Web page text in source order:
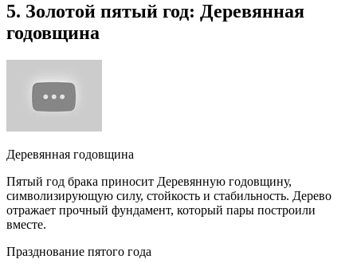
5. Золотой пятый год: Деревянная
годовщина
Деревянная годовщина
Пятый год брака приносит Деревянную годовщину,
символизирующую силу, стойкость и стабильность. Дерево
отражает прочный фундамент, который пары построили
вместе.
Празднование пятого года